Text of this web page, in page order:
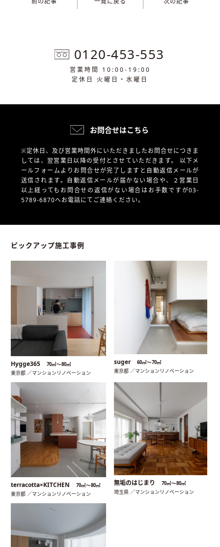
0120-453-553
営業時間 10:00-19:00
定休日 火曜日・水曜日
お問合せはこちら
※定休日、及び営業時間外にいただきましたお問合せにつきま
しては、翌営業日以降の受付とさせていただきます。 以下メ
ールフォームよりお問合せが完了しますと自動返信メールが
送信されます。自動返信メールが届かない場合や、
２営業日
以上経ってもお問合せの返信がない場合はお手数ですが03-
5789-6870へお電話にてご連絡ください。
ピックアップ施工事例
Hygge365 70㎡〜80㎡
東京都 ／マンションリノベーション
suger 60㎡〜70㎡
東京都 ／マンションリノベーション
terracotta×KITCHEN 70㎡〜80㎡
東京都 ／マンションリノベーション
無垢のはじまり 70㎡〜80㎡
埼玉県 ／マンションリノベーション